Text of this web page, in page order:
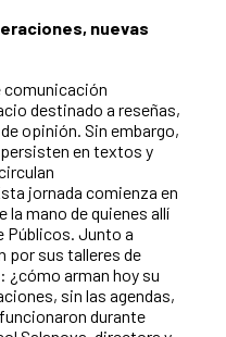
nuevas
comunicación
destinado a reseñas,
opinión. Sin embargo,
en textos y
jornada comienza en
la mano de quienes allí
Públicos. Junto a
por sus talleres de
arman hoy su
sin las agendas,
durante